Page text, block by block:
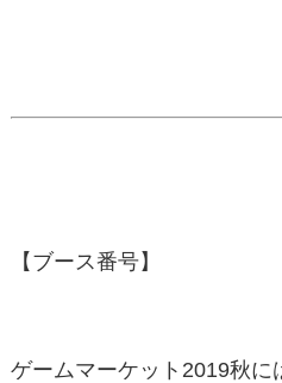
【ブース番号】
ゲームマーケット2019秋に